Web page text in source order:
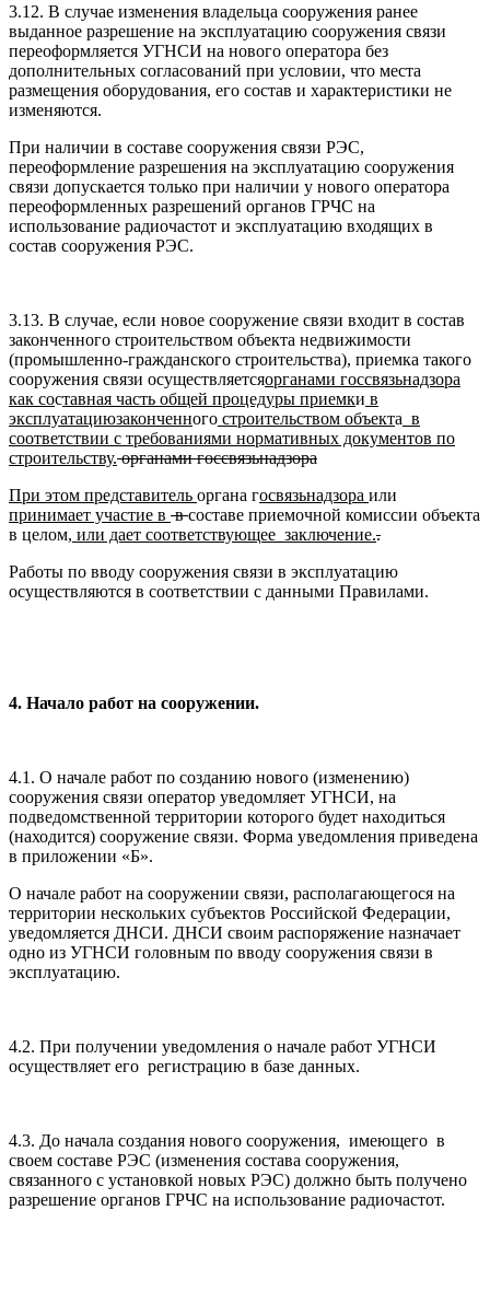
3.12. В случае изменения владельца сооружения ранее
выданное разрешение на эксплуатацию сооружения связи
переоформляется УГНСИ на нового оператора без
дополнительных согласований при условии, что места
размещения оборудования, его состав и характеристики не
изменяются.
При наличии в составе сооружения связи РЭС,
переоформление разрешения на эксплуатацию сооружения
связи допускается только при наличии у нового оператора
переоформленных разрешений органов ГРЧС на
использование радиочастот и эксплуатацию входящих в
состав сооружения РЭС.
3.13. В случае, если новое сооружение связи входит в состав
законченного строительством объекта недвижимости
(промышленно-гражданского строительства), приемка такого
сооружения связи осуществляетсяорганами госсвязьнадзора
как составная часть общей процедуры приемки в
эксплуатациюзаконченного строительством объекта в
соответствии с требованиями нормативных документов по
строительству.органами госсвязьнадзора
При этом представитель органа госвязьнадзора или
принимает участие в всоставе приемочной комиссии объекта
в целом, или дает соответствующее заключение..
Работы по вводу сооружения связи в эксплуатацию
осуществляются в соответствии с данными Правилами.
4. Начало работ на сооружении.
4.1. О начале работ по созданию нового (изменению)
сооружения связи оператор уведомляет УГНСИ, на
подведомственной территории которого будет находиться
(находится) сооружение связи. Форма уведомления приведена
в приложении «Б».
О начале работ на сооружении связи, располагающегося на
территории нескольких субъектов Российской Федерации,
уведомляется ДНСИ. ДНСИ своим распоряжение назначает
одно из УГНСИ головным по вводу сооружения связи в
эксплуатацию.
4.2. При получении уведомления о начале работ УГНСИ
осуществляет его регистрацию в базе данных.
4.3. До начала создания нового сооружения, имеющего в
своем составе РЭС (изменения состава сооружения,
связанного с установкой новых РЭС) должно быть получено
разрешение органов ГРЧС на использование радиочастот.